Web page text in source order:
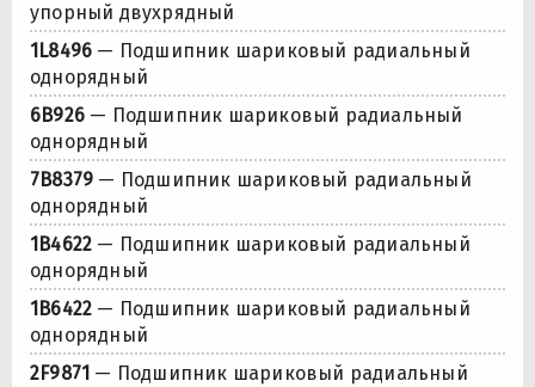
упорный двухрядный
1L8496 — Подшипник шариковый радиальный
однорядный
6B926— Подшипник шариковый радиальный
однорядный
7B8379 — Подшипник шариковый радиальный
однорядный
1B4622 — Подшипник шариковый радиальный
однорядный
1B6422 — Подшипник шариковый радиальный
однорядный
2F9871 — Подшипник шариковый радиальный